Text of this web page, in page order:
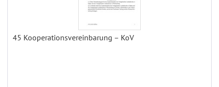
45 Kooperationsvereinbarung – KoV